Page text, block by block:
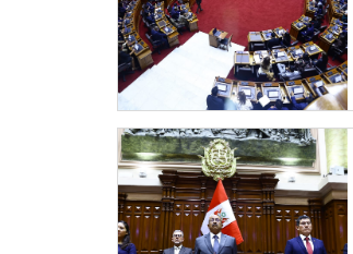
confianza.
OFICINA DE COMUNICACIONES